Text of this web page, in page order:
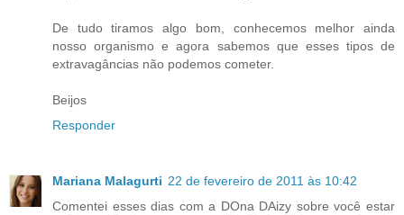
De tudo tiramos algo bom, conhecemos melhor ainda
nosso organismo e agora sabemos que esses tipos de
extravagâncias não podemos cometer.
Beijos
Responder
Mariana Malagurti 22 de fevereiro de 2011 às 10:42
Comentei esses dias com a DOna DAizy sobre você estar